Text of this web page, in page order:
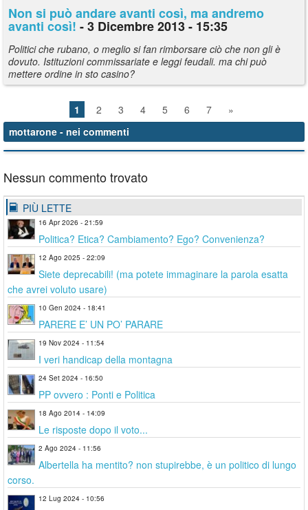
Non si può andare avanti così, ma andremo
avanti così! - 3 Dicembre 2013 - 15:35
Politici che rubano, o meglio si fan rimborsare ciò che non gli è
dovuto. Istituzioni commissariate e leggi feudali. ma chi può
mettere ordine in sto casino?
1 2 3 4 5 6 7
»
mottarone - nei commenti
Nessun commento trovato
PIÙ LETTE
16 Apr 2026 - 21:59
Politica? Etica? Cambiamento? Ego? Convenienza?
12 Ago 2025 - 22:09
Siete deprecabili! (ma potete immaginare la parola esatta
che avrei voluto usare)
10 Gen 2024 - 18:41
PARERE E’ UN PO’ PARARE
19 Nov 2024 - 11:54
I veri handicap della montagna
24 Set 2024 - 16:50
PP ovvero : Ponti e Politica
18 Ago 2014 - 14:09
Le risposte dopo il voto...
2 Ago 2024 - 11:56
Albertella ha mentito? non stupirebbe, è un politico di lungo
corso.
12 Lug 2024 - 10:56